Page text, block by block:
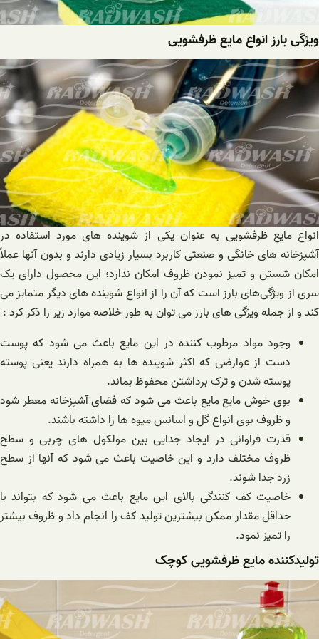
ویژگی بارز انواع مایع ظرفشویی
انواع مایع ظرفشویی به عنوان یکی از شوینده های مورد استفاده در
آشپزخانه های خانگی و صنعتی کاربرد بسیار زیادی دارند و بدون آنها عملاً
امکان شستن و تمیز نمودن ظروف امکان ندارد؛ این محصول دارای یک
سری از ویژگی‌های بارز است که آن را از انواع شوینده های دیگر متمایز می
کند و از جمله ویژگی های بارز می ‌توان به طور خلاصه موارد زیر را ذکر کرد :
وجود مواد مرطوب کننده در این مایع باعث می ‌شود که پوست
دست از عوارضی که اکثر شوینده ها به همراه دارند یعنی پوسته
پوسته شدن و ترک برداشتن محفوظ بماند.
بوی خوش مایع مایع باعث می شود که فضای آشپزخانه معطر شود
و ظروف بوی انواع گل و اسانس میوه ها را داشته باشند.
قدرت فراوانی در ایجاد جدایی بین مولکول های چربی و سطح
ظروف مختلف دارد و این خاصیت باعث می ‌شود که آنها از سطح
زرد جدا شوند.
خاصیت کف کنندگی بالای این مایع باعث می شود که بتواند با
حداقل مقدار ممکن بیشترین تولید کف را انجام داد و ظروف بیشتر
را تمیز نمود.
تولیدکننده مایع ظرفشویی کوچک